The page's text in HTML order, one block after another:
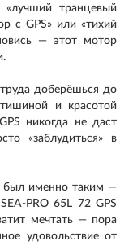
«лучший транцевый
с GPS» или «тихий
— этот мотор
доберёшься до
и красотой
никогда не даст
«заблудиться» в
был именно таким —
PRO 65L 72 GPS
мечтать — пора
удовольствие от